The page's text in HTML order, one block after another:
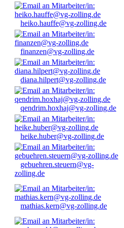
heiko.hauffe@vg-zolling.de
finanzen@vg-zolling.de
diana.hilpert@vg-zolling.de
qendrim.hoxhaj@vg-zolling.de
heike.huber@vg-zolling.de
gebuehren.steuern@vg-
zolling.de
mathias.kern@vg-zolling.de